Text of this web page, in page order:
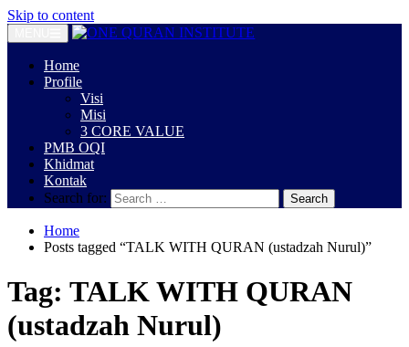
Skip to content
Home
Profile
Visi
Misi
3 CORE VALUE
PMB OQI
Khidmat
Kontak
Search for:
Home
Posts tagged “TALK WITH QURAN (ustadzah Nurul)”
Tag: TALK WITH QURAN
(ustadzah Nurul)